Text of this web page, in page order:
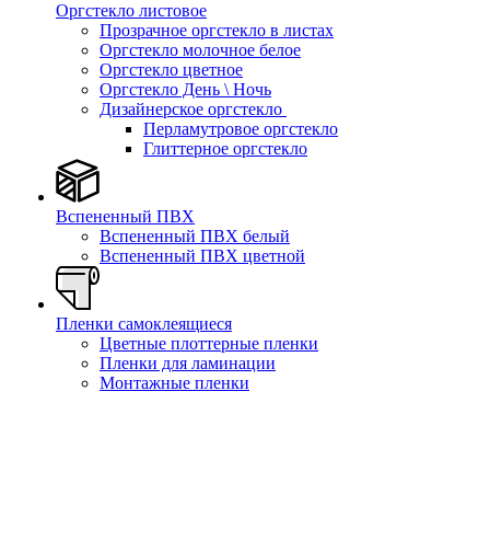
Оргстекло листовое
Прозрачное оргстекло в листах
Оргстекло молочное белое
Оргстекло цветное
Оргстекло День \ Ночь
Дизайнерское оргстекло
Перламутровое оргстекло
Глиттерное оргстекло
Вспененный ПВХ
Вспененный ПВХ белый
Вспененный ПВХ цветной
Пленки самоклеящиеся
Цветные плоттерные пленки
Пленки для ламинации
Монтажные пленки